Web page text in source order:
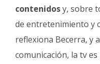
contenidosy, sobre
de entretenimiento y
reflexiona Becerra, y
comunicación, la tv